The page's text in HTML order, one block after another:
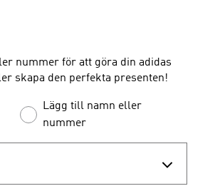
nummer för att göra din adidas
skapa den perfekta presenten!
Lägg till namn eller
nummer